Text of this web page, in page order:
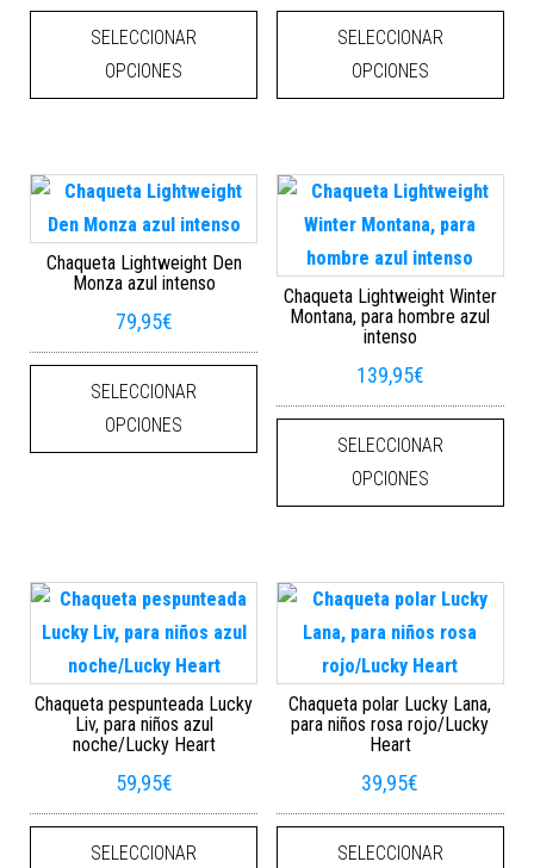
SELECCIONAR
OPCIONES
Este producto tiene múltiples
SELECCIONAR
OPCIONES
Chaqueta Lightweight Den
Monza azul intenso
79,95€
SELECCIONAR
OPCIONES
Este producto tiene múltiples
Chaqueta Lightweight Winter
Montana, para hombre azul
intenso
139,95€
SELECCIONAR
OPCIONES
Chaqueta pespunteada Lucky
Liv, para niños azul
noche/Lucky Heart
59,95€
SELECCIONAR
Este producto tiene múltiples
Chaqueta polar Lucky Lana,
para niños rosa rojo/Lucky
Heart
39,95€
SELECCIONAR